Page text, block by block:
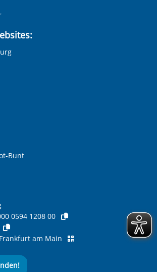
Bunt
0594 1208 00
am Main